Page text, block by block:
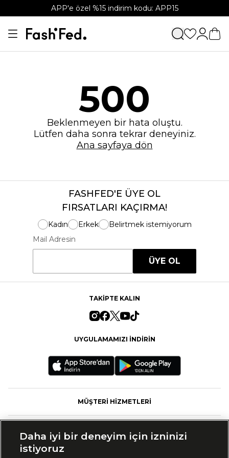
APP'e özel %15 indirim kodu: APP15
500
Beklenmeyen bir hata oluştu.
Lütfen daha sonra tekrar deneyiniz.
Ana sayfaya dön
FASHFED'E ÜYE OL
FIRSATLARI KAÇIRMA!
Kadın Erkek
Belirtmek istemiyorum
Mail Adresin
ÜYE OL
TAKİPTE KALIN
UYGULAMAMIZI İNDİRİN
MÜŞTERİ HİZMETLERİ
Daha iyi bir deneyim için izninizi
istiyoruz